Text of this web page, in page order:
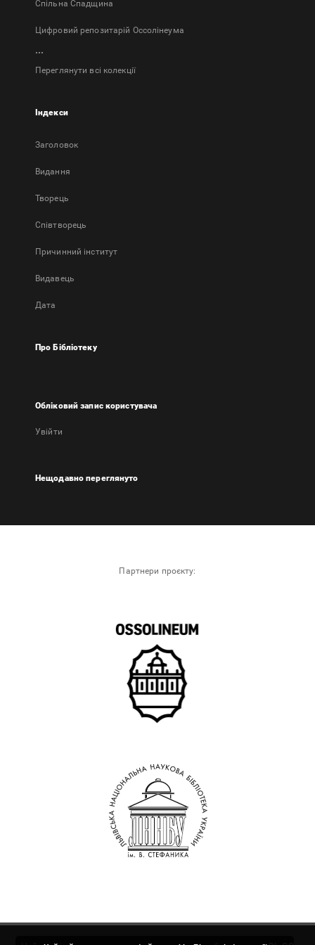
Спільна Спадщина
Цифровий репозитарій Оссолінеума
...
Переглянути всі колекції
Індекси
Заголовок
Bидання
Творець
Співтворець
Причинний інститут
Видавець
Дата
Про Бібліотеку
Обліковий запис користувача
Увійти
Нещодавно переглянуто
Партнери проєкту: